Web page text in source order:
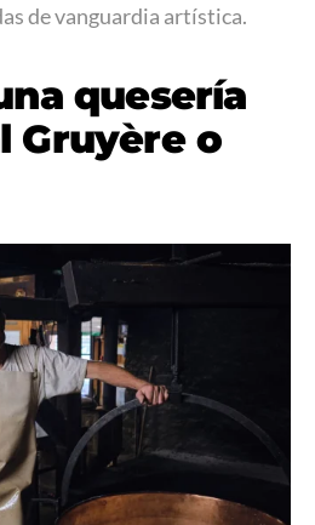
de vanguardia artística.
quesería
Gruyère o